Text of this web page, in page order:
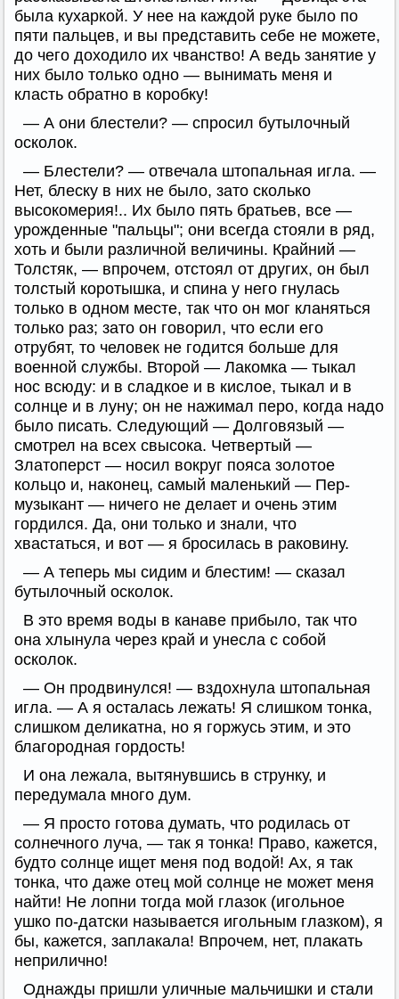
была кухаркой. У нее на каждой руке было по
пяти пальцев, и вы представить себе не можете,
до чего доходило их чванство! А ведь занятие у
них было только одно — вынимать меня и
класть обратно в коробку!
— А они блестели? — спросил бутылочный
осколок.
— Блестели? — отвечала штопальная игла. —
Нет, блеску в них не было, зато сколько
высокомерия!.. Их было пять братьев, все —
урожденные "пальцы"; они всегда стояли в ряд,
хоть и были различной величины. Крайний —
Толстяк, — впрочем, отстоял от других, он был
толстый коротышка, и спина у него гнулась
только в одном месте, так что он мог кланяться
только раз; зато он говорил, что если его
отрубят, то человек не годится больше для
военной службы. Второй — Лакомка — тыкал
нос всюду: и в сладкое и в кислое, тыкал и в
солнце и в луну; он не нажимал перо, когда надо
было писать. Следующий — Долговязый —
смотрел на всех свысока. Четвертый —
Златоперст — носил вокруг пояса золотое
кольцо и, наконец, самый маленький — Пер-
музыкант — ничего не делает и очень этим
гордился. Да, они только и знали, что
хвастаться, и вот — я бросилась в раковину.
— А теперь мы сидим и блестим! — сказал
бутылочный осколок.
В это время воды в канаве прибыло, так что
она хлынула через край и унесла с собой
осколок.
— Он продвинулся! — вздохнула штопальная
игла. — А я осталась лежать! Я слишком тонка,
слишком деликатна, но я горжусь этим, и это
благородная гордость!
И она лежала, вытянувшись в струнку, и
передумала много дум.
— Я просто готова думать, что родилась от
солнечного луча, — так я тонка! Право, кажется,
будто солнце ищет меня под водой! Ах, я так
тонка, что даже отец мой солнце не может меня
найти! Не лопни тогда мой глазок (игольное
ушко по-датски называется игольным глазком), я
бы, кажется, заплакала! Впрочем, нет, плакать
неприлично!
Однажды пришли уличные мальчишки и стали